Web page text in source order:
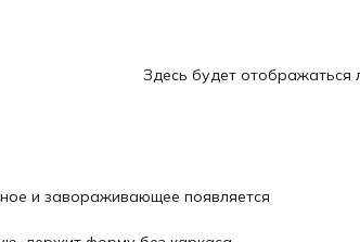
Здесь будет отображаться
и завораживающее появляется